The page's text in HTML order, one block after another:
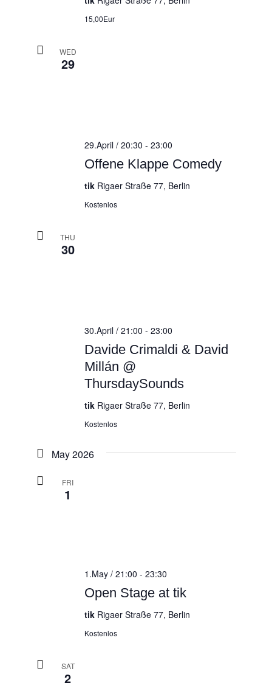
15,00Eur
WED
29
Offene Klappe Comedy
29.April / 20:30 - 23:00
tik Rigaer Straße 77, Berlin
Kostenlos
THU
30
Davide Crimaldi & David
Millán @
ThursdaySounds
30.April / 21:00 - 23:00
tik Rigaer Straße 77, Berlin
Kostenlos
May 2026
FRI
1
Open Stage at tik
1.May / 21:00 - 23:30
tik Rigaer Straße 77, Berlin
Kostenlos
SAT
2